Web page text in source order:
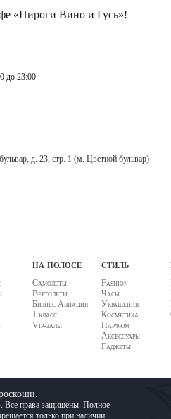
«Пироги Вино и Гусь»!
до 23:00
д. 23, стр. 1 (м. Цветной бульвар)
на полосе
Самолеты
Вертолеты
Бизнес Авиация
1 класс
Vip-залы
стиль
Fashion
Часы
Украшения
Косметика
Парфюм
Аксессуары
Гаджеты
Все права защищены. Полное
только при наличии